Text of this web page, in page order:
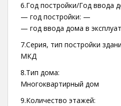
6.Год постройки/Год ввода
— год постройки: —
— год ввода дома в
7.Серия, тип постройки
МКД
8.Тип дома:
Многоквартирный дом
9.Количество этажей: